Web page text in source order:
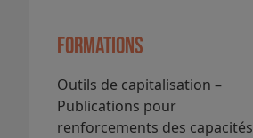
Formations
Outils de capitalisation –
Publications pour
renforcements des capacités